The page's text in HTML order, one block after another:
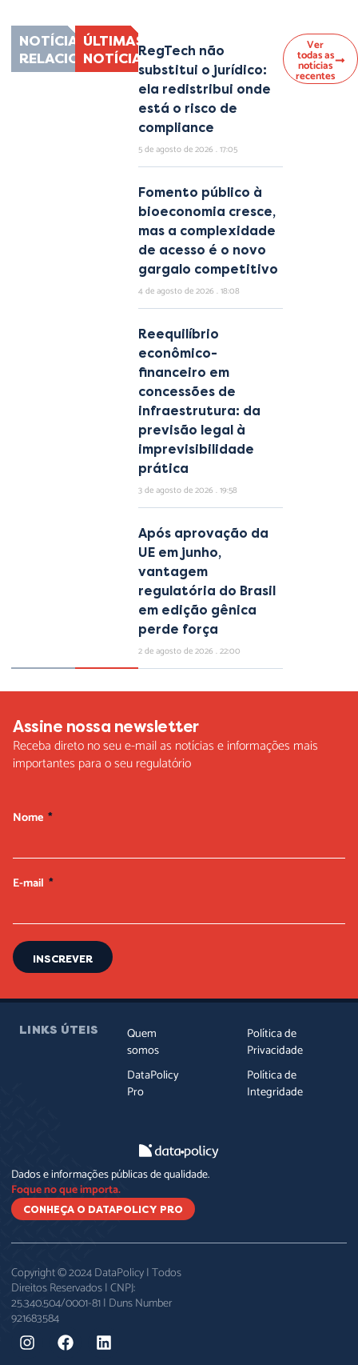
NOTÍCIAS
RELACIONADAS
ÚLTIMAS
NOTÍCIASRegTech não
substitui o jurídico:
ela redistribui onde
está o risco de
compliance
5 de agosto de 2026 17:05
Fomento público à
bioeconomia cresce,
mas a complexidade
de acesso é o novo
gargalo competitivo
4 de agosto de 2026 18:08
Reequilíbrio
econômico-
financeiro em
concessões de
infraestrutura: da
previsão legal à
imprevisibilidade
prática
3 de agosto de 2026 19:58
Após aprovação da
UE em junho,
vantagem
regulatória do Brasil
em edição gênica
perde força
2 de agosto de 2026 22:00
Ver
todas as
notícias
recentes
Assine nossa newsletter
Receba direto no seu e-mail as notícias e informações mais
importantes para o seu regulatório
Nome
E-mail
INSCREVER
LINKS ÚTEIS
Quem
somos
DataPolicy
Pro
Política de
Privacidade
Política de
Integridade
Dados e informações públicas de qualidade.
Foque no que importa.
CONHEÇA O DATAPOLICY PRO
Copyright © 2024 DataPolicy | Todos
Direitos Reservados | CNPJ:
25.340.504/0001-81 | Duns Number
921683584